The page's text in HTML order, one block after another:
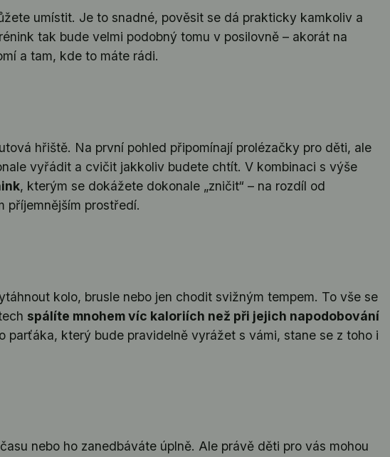
umístit. Je to snadné, pověsit se dá prakticky kamkoliv a
tak bude velmi podobný tomu v posilovně – akorát na
a tam, kde to máte rádi.
hřiště. Na první pohled připomínají prolézačky pro děti, ale
vyřádit a cvičit jakkoliv budete chtít. V kombinaci s výše
, kterým se dokážete dokonale „zničit“ – na rozdíl od
příjemnějším prostředí.
kolo, brusle nebo jen chodit svižným tempem. To vše se
spálíte mnohem víc kaloriích než při jejich napodobování
parťáka, který bude pravidelně vyrážet s vámi, stane se z toho i
nebo ho zanedbáváte úplně. Ale právě děti pro vás mohou